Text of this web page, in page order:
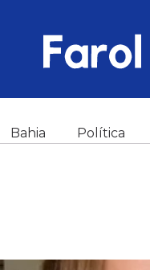
Bahia Política